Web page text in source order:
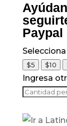
Paypal
$5 $10
Ingresa